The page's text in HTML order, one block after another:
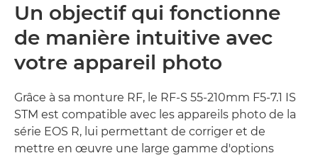
Un objectif qui fonctionne
de manière intuitive avec
votre appareil photo
Grâce à sa monture RF, le RF-S 55-210mm F5-7.1 IS
STM est compatible avec les appareils photo de la
série EOS R, lui permettant de corriger et de
mettre en œuvre une large gamme d'options